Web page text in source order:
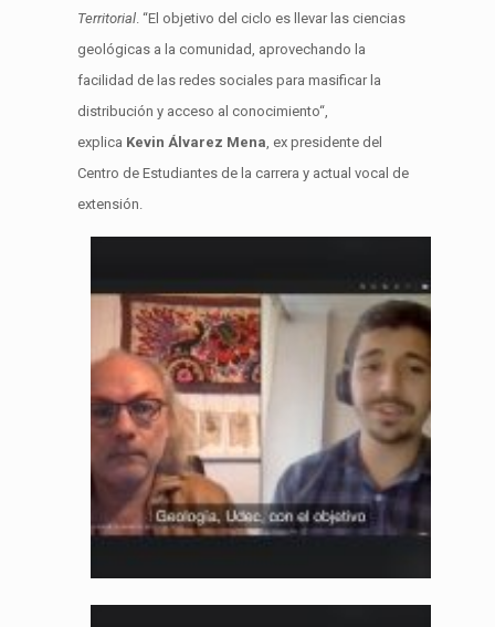
Territorial. “El objetivo del ciclo es llevar las ciencias
geológicas a la comunidad, aprovechando la
facilidad de las redes sociales para masificar la
distribución y acceso al conocimiento“,
explica Kevin Álvarez Mena, ex presidente del
Centro de Estudiantes de la carrera y actual vocal de
extensión.